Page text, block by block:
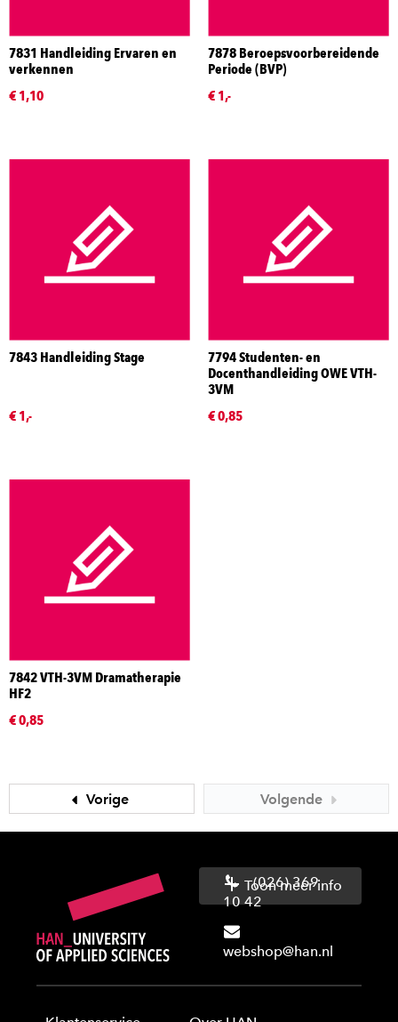
7831 Handleiding Ervaren en
verkennen
€ 1,10
7878 Beroepsvoorbereidende
Periode (BVP)
€ 1,-
7843 Handleiding Stage
€ 1,-
7794 Studenten- en
Docenthandleiding OWE VTH-
3VM
€ 0,85
7842 VTH-3VM Dramatherapie
HF2
€ 0,85
Vorige Volgende
(026) 369
10 42
webshop@han.nl
Toon meer info